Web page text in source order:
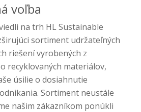
voľba
na trh HL Sustainable
sortiment udržateľných
riešení vyrobených z
recyklovaných materiálov,
úsilie o dosiahnutie
Sortiment neustále
našim zákazníkom ponúkli